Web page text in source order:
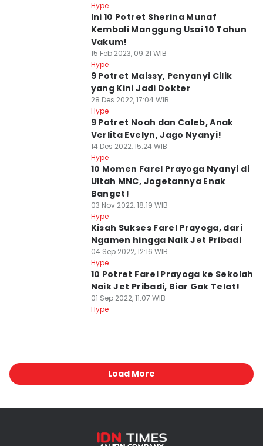
Hype
Ini 10 Potret Sherina Munaf
Kembali Manggung Usai 10 Tahun
Vakum!
15 Feb 2023, 09:21 WIB
Hype
9 Potret Maissy, Penyanyi Cilik
yang Kini Jadi Dokter
28 Des 2022, 17:04 WIB
Hype
9 Potret Noah dan Caleb, Anak
Verlita Evelyn, Jago Nyanyi!
14 Des 2022, 15:24 WIB
Hype
10 Momen Farel Prayoga Nyanyi di
Ultah MNC, Jogetannya Enak
Banget!
03 Nov 2022, 18:19 WIB
Hype
Kisah Sukses Farel Prayoga, dari
Ngamen hingga Naik Jet Pribadi
04 Sep 2022, 12:16 WIB
Hype
10 Potret Farel Prayoga ke Sekolah
Naik Jet Pribadi, Biar Gak Telat!
01 Sep 2022, 11:07 WIB
Hype
Load More